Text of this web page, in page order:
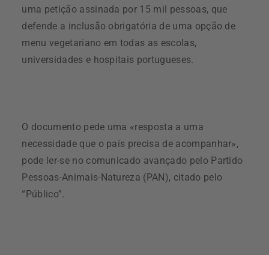
uma petição assinada por 15 mil pessoas, que
defende a inclusão obrigatória de uma opção de
menu vegetariano em todas as escolas,
universidades e hospitais portugueses.
O documento pede uma «resposta a uma
necessidade que o país precisa de acompanhar»,
pode ler-se no comunicado avançado pelo Partido
Pessoas-Animais-Natureza (PAN), citado pelo
“Público”.